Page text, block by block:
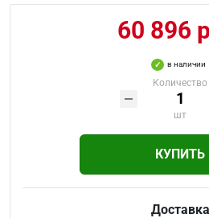
60 896
в наличии
Количество
шт
КУПИТЬ
Доставка